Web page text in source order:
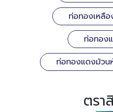
ท่อทองเหลื
ท่อทอง
ท่อทองแดงม้วน
ตรา